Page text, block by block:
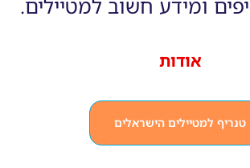
ומידע חשוב למטיילים.
אודות
טנריף למטיילים הישראלים